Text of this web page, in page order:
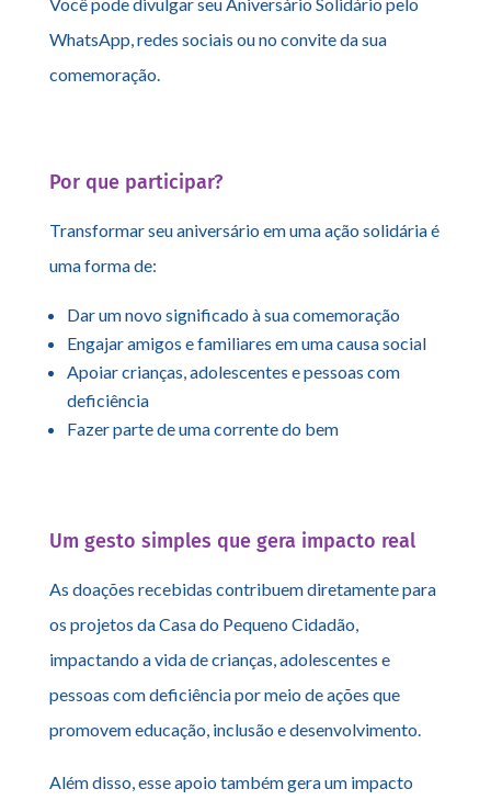
WhatsApp, redes sociais ou no convite da sua
comemoração.
Por que participar?
Transformar seu aniversário em uma ação solidária é
uma forma de:
Dar um novo significado à sua comemoração
Engajar amigos e familiares em uma causa social
Apoiar crianças, adolescentes e pessoas com
deficiência
Fazer parte de uma corrente do bem
Um gesto simples que gera impacto real
As doações recebidas contribuem diretamente para
os projetos da Casa do Pequeno Cidadão,
impactando a vida de crianças, adolescentes e
pessoas com deficiência por meio de ações que
promovem educação, inclusão e desenvolvimento.
Além disso, esse apoio também gera um impacto